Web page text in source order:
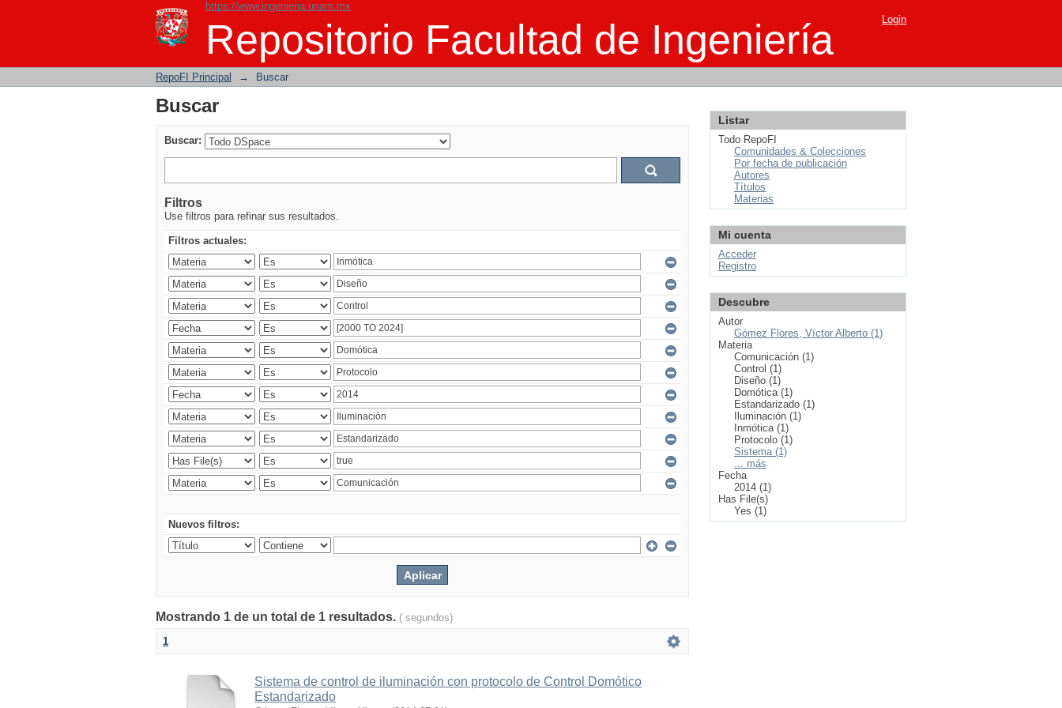
https://www.ingenieria.unam.mx
Repositorio Facultad de Ingeniería
Buscar Login
RepoFI Principal → Buscar
Buscar
Buscar:
Filtros
Use filtros para refinar sus resultados.
Filtros actuales:
Nuevos filtros:
Mostrando 1 de un total de 1 resultados. ( segundos)
1
Sistema de control de iluminación con protocolo de Control Domótico
Estandarizado
Listar
Todo RepoFI
Comunidades & Colecciones
Por fecha de publicación
Autores
Títulos
Materias
Mi cuenta
Acceder
Registro
Descubre
Autor
Gómez Flores, Víctor Alberto (1)
Materia
Comunicación (1)
Control (1)
Diseño (1)
Domótica (1)
Estandarizado (1)
Iluminación (1)
Inmótica (1)
Protocolo (1)
Sistema (1)
... más
Fecha
2014 (1)
Has File(s)
Yes (1)